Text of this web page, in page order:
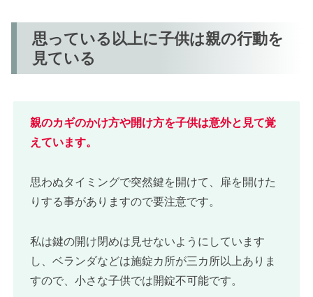
思っている以上に子供は親の行動を
見ている
親のカギのかけ方や開け方を子供は意外と見て覚
えています。
思わぬタイミングで突然鍵を開けて、扉を開けた
りする事がありますので要注意です。
私は鍵の開け閉めは見せないようにしています
し、ベランダなどは施錠カ所が三カ所以上ありま
すので、小さな子供では開錠不可能です。